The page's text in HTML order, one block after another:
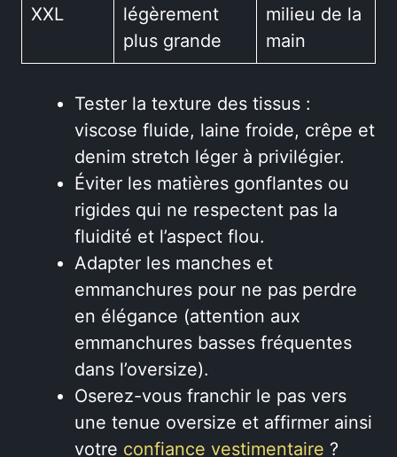
XXL
légèrement
plus grande
milieu de la
main
Tester la texture des tissus :
viscose fluide, laine froide, crêpe et
denim stretch léger à privilégier.
Éviter les matières gonflantes ou
rigides qui ne respectent pas la
fluidité et l’aspect flou.
Adapter les manches et
emmanchures pour ne pas perdre
en élégance (attention aux
emmanchures basses fréquentes
dans l’oversize).
Oserez-vous franchir le pas vers
une tenue oversize et affirmer ainsi
votre confiance vestimentaire ?